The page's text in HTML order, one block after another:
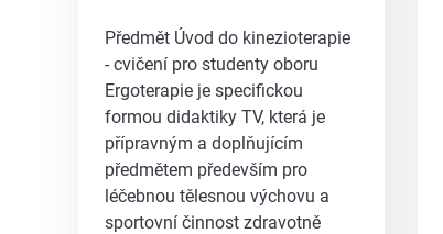
Předmět Úvod do kinezioterapie
- cvičení pro studenty oboru
Ergoterapie je specifickou
formou didaktiky TV, která je
přípravným a doplňujícím
předmětem především pro
léčebnou tělesnou výchovu a
sportovní činnost zdravotně